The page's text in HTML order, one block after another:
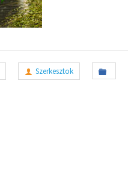
Szerkesztok